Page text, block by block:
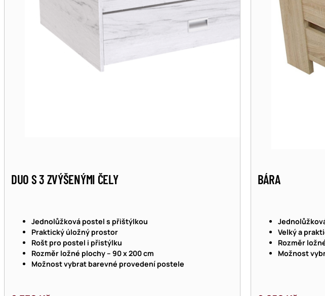
DUO S 3 ZVÝŠENÝMI ČELY
Jednolůžková postel s přištýlkou
Praktický úložný prostor
Rošt pro postel i přistýlku
Rozměr ložné plochy – 90 x 200 cm
Možnost vybrat barevné provedení postele
BÁRA
Velký a
Rozměr
Možnost